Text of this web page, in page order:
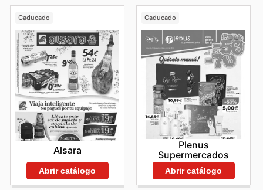
Caducado
Alsara
Abrir catálogo
Caducado
Plenus
Supermercados
Abrir catálogo